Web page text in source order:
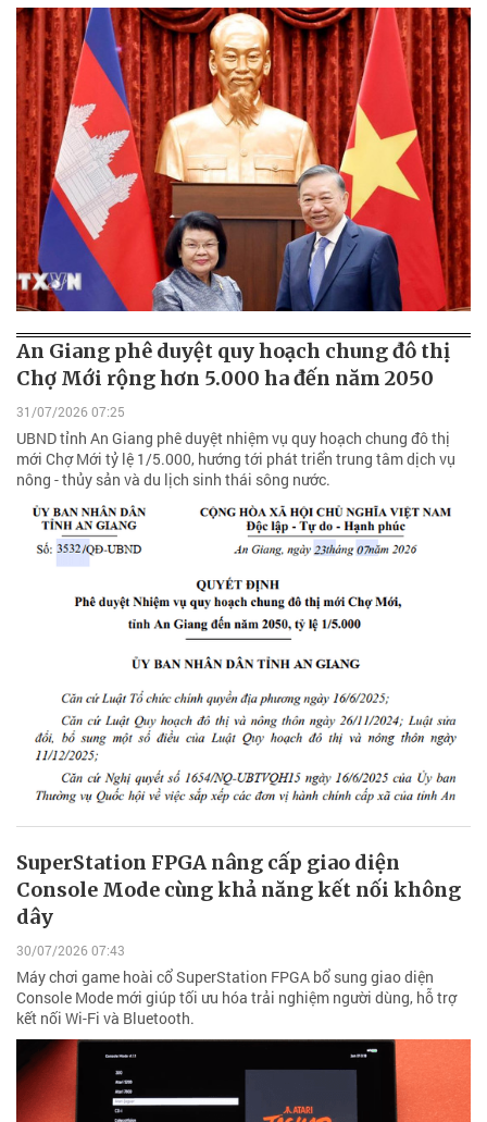
An Giang phê duyệt quy hoạch chung đô thị
Chợ Mới rộng hơn 5.000 ha đến năm 2050
31/07/2026 07:25
UBND tỉnh An Giang phê duyệt nhiệm vụ quy hoạch chung đô thị
mới Chợ Mới tỷ lệ 1/5.000, hướng tới phát triển trung tâm dịch vụ
nông - thủy sản và du lịch sinh thái sông nước.
SuperStation FPGA nâng cấp giao diện
Console Mode cùng khả năng kết nối không
dây
30/07/2026 07:43
Máy chơi game hoài cổ SuperStation FPGA bổ sung giao diện
Console Mode mới giúp tối ưu hóa trải nghiệm người dùng, hỗ trợ
kết nối Wi-Fi và Bluetooth.